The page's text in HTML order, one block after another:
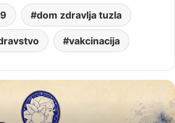
dom zdravlja tuzla
vakcinacija